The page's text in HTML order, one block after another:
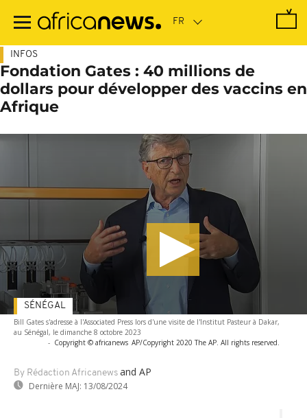
contenu
INFOS
Fondation Gates : 40 millions de
dollars pour développer des vaccins en
Afrique
Bill Gates s'adresse à l'Associated Press lors d'une visite de l'Institut Pasteur à Dakar,
au Sénégal, le dimanche 8 octobre 2023
- Copyright © africanews AP/Copyright 2020 The AP. All rights reserved.
By Rédaction Africanews and AP
Dernière MAJ: 13/08/2024
SÉNÉGAL